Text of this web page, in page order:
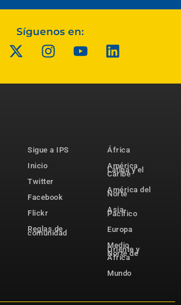
Síguenos en:
Sigue a IPS
Inicio
Twitter
Facebook
Flickr
Reglas de
comunidad
África
América
Latina y el
Caribe
América del
Norte
Asia-
Pacífico
Europa
Medio
Oriente y
Norte de
África
Mundo